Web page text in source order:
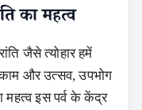
का महत्व
जैसे त्योहार हमें
और उत्सव, उपभोग
इस पर्व के केंद्र